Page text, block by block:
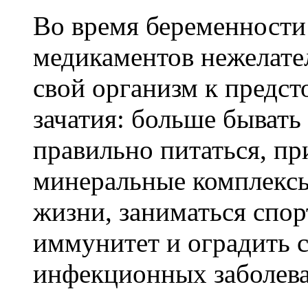
Во время
медикаментов
свой организм к
зачатия: больше
правильно питаться,
минеральные
жизни, заниматься
иммунитет и оградить
инфекционных